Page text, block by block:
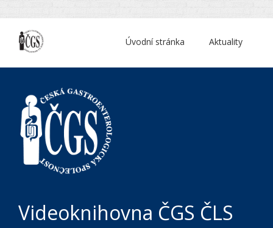
Aktuality
Úvodní stránka
Videoknihovna ČGS ČLS